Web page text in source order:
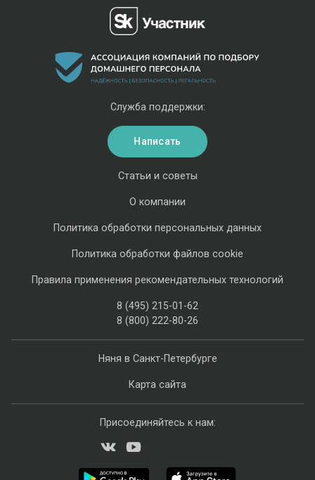
Няня в Санкт-Петербурге
Карта сайта
Статьи и советы
О компании
Политика обработки персональных данных
Политика обработки файлов cookie
Правила применения рекомендательных технологий
8 (495) 215-01-62
8 (800) 222-80-26
Служба поддержки:
Написать
Присоединяйтесь к нам: